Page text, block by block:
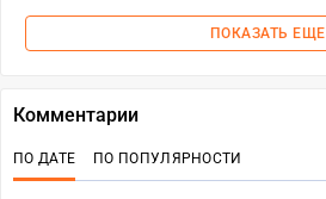
ПОКАЗАТЬ ЕЩЕ
Комментарии
ПО ДАТЕ ПО ПОПУЛЯРНОСТИ